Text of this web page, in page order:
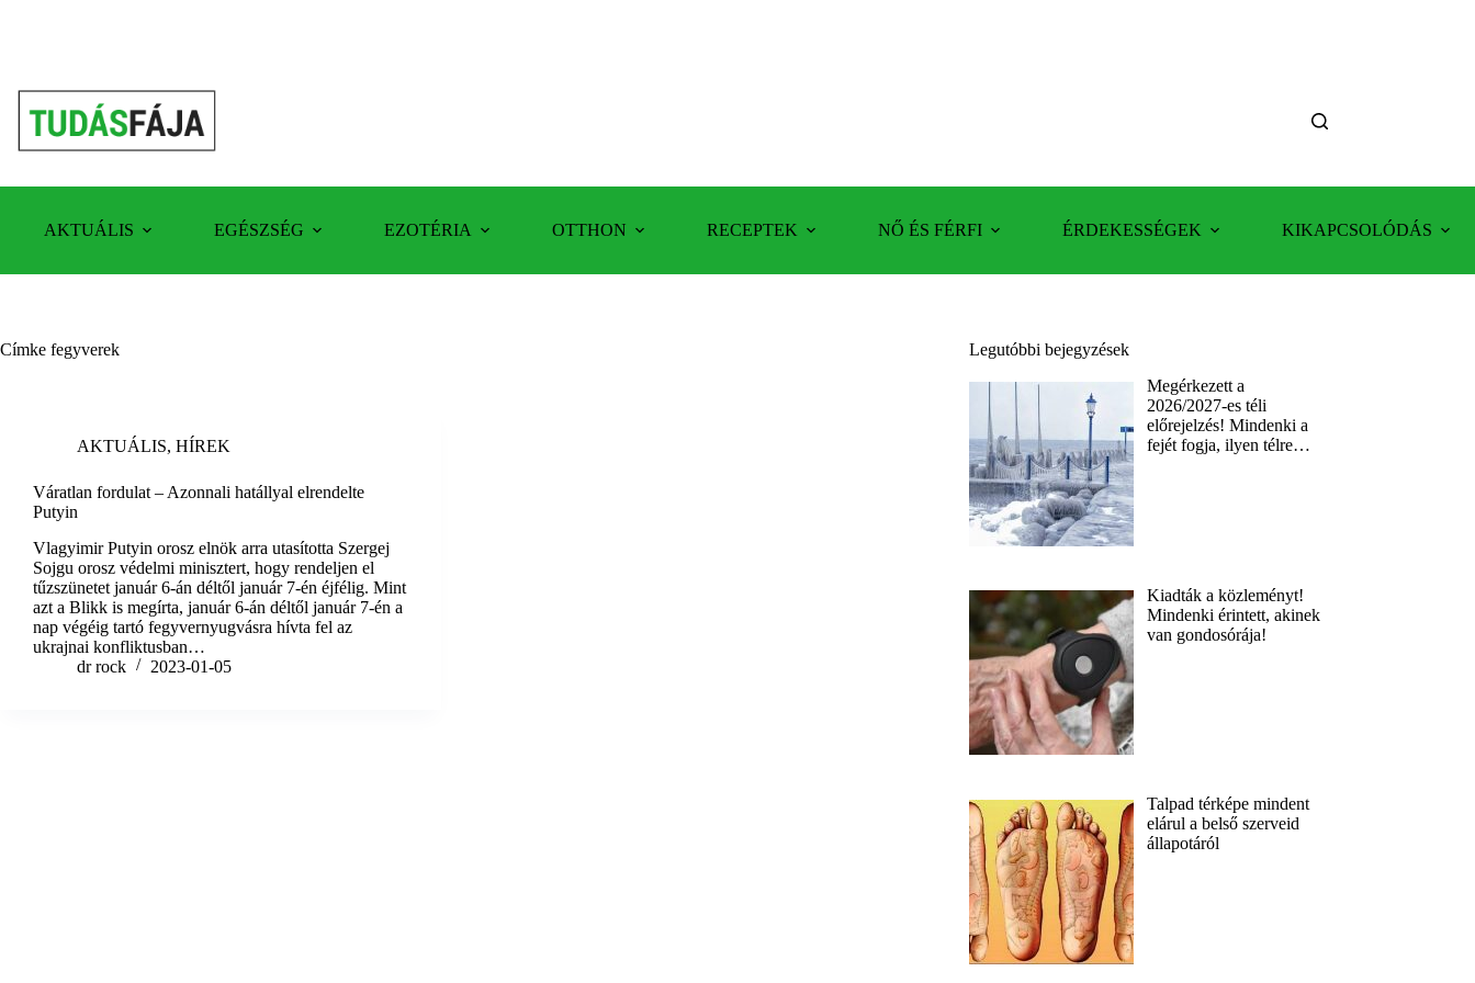
AKTUÁLIS EGÉSZSÉG EZOTÉRIA OTTHON RECEPTEK NŐ ÉS FÉRFI ÉRDEKESSÉGEK KIKAPCSOLÓDÁS
Címke fegyverek
AKTUÁLIS, HÍREK
Váratlan fordulat – Azonnali hatállyal elrendelte
Putyin
Vlagyimir Putyin orosz elnök arra utasította Szergej
Sojgu orosz védelmi minisztert, hogy rendeljen el
tűzszünetet január 6-án déltől január 7-én éjfélig. Mint
azt a Blikk is megírta, január 6-án déltől január 7-én a
nap végéig tartó fegyvernyugvásra hívta fel az
ukrajnai konfliktusban…
dr rock
2023-01-05
Legutóbbi bejegyzések
Megérkezett a
2026/2027-es téli
előrejelzés! Mindenki a
fejét fogja, ilyen télre…
Kiadták a közleményt!
Mindenki érintett, akinek
van gondosórája!
Talpad térképe mindent
elárul a belső szerveid
állapotáról